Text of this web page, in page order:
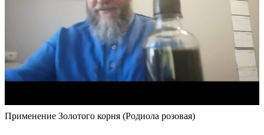
Применение Золотого корня (Родиола розовая)